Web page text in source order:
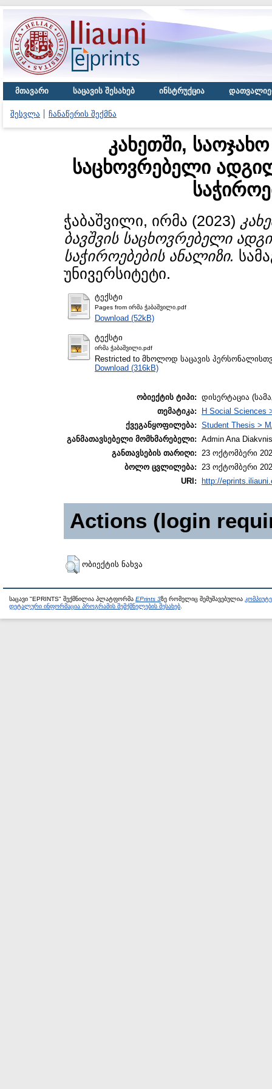
მთავარი საცავის შესახებ ინსტრუქცია
შესვლა ჩანაწერის შექმნა
კახეთში,
საცხოვრებელი
ჭაბაშვილი, ირმა (2023)
ბავშვის საცხოვრებელი
საჭიროებების ანალიზი.
უნივერსიტეტი.
ტექსტი
Pages from ირმა ჭაბაშვილი.pdf
Download (52kB)
ტექსტი
ირმა ჭაბაშვილი.pdf
Restricted to მხოლოდ საცავის
Download (316kB)
ობიექტის ტიპი: დისერტაცია
თემატიკა:
H Social Sciences
ქვეგანყოფილება: Student Thesis >
განმათავსებელი მომხმარებელი: Admin Ana
განთავსების თარიღი: 23 ოქტომბერი
ბოლო ცვლილება: 23 ოქტომბერი
URI:
http://
Actions (login
ობიექტის ნახვა
საცავი "EPRINTS" შექმნილია პლატფორმა EPrints 3ზე რომელიც შემუშავებულია
დეტალური ინფორმაცია პროგრამის შემქმნელების შესახებ.